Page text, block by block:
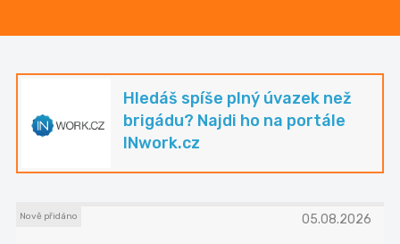
Hledáš spíše plný úvazek než
brigádu? Najdi ho na portále
INwork.cz
Nově přidáno 05.08.2026